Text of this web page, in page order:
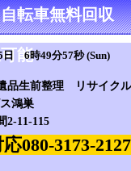
転車無料回
能
日 6時49分57秒 (Sun)
品生前整理 リサイク
鴻巣
2-11-115
080-3173-2127